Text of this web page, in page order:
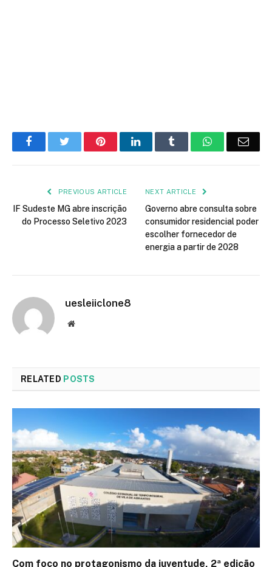
FacebookTwitter PinterestLinkedIn Tumblr WhatsApp
PREVIOUS ARTICLE
IF Sudeste MG abre inscrição
do Processo Seletivo 2023
NEXT ARTICLE
Governo abre consulta sobre
consumidor residencial poder
escolher fornecedor de
energia a partir de 2028
uesleiiclone8
Website
RELATED POSTS
Com foco no protagonismo da juventude, 2ª edição